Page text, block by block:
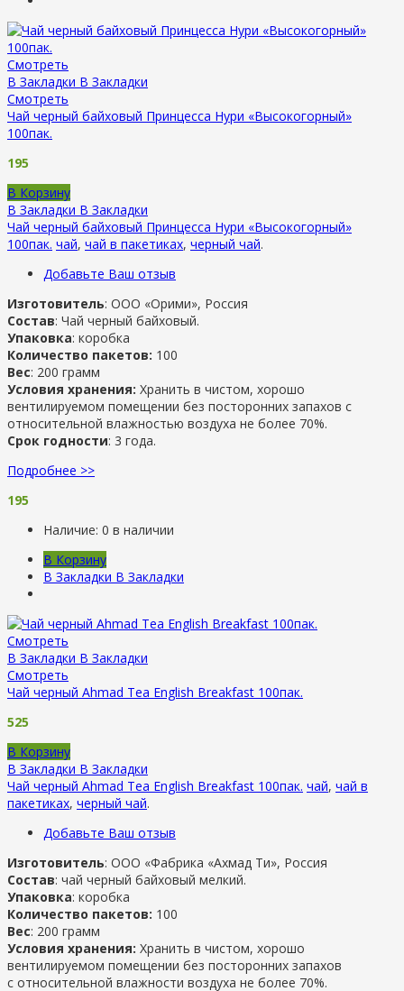
Смотреть
В Закладки В Закладки
Смотреть
Чай черный байховый Принцесса Нури «Высокогорный»
100пак.
195
В Корзину
В Закладки В Закладки
Чай черный байховый Принцесса Нури «Высокогорный»
100пак. чай, чай в пакетиках, черный чай.
Добавьте Ваш отзыв
Изготовитель: ООО «Орими», Россия
Состав: Чай черный байховый.
Упаковка: коробка
Количество пакетов: 100
Вес: 200 грамм
Условия хранения: Хранить в чистом, хорошо
вентилируемом помещении без посторонних запахов с
относительной влажностью воздуха не более 70%.
Срок годности: 3 года.
Подробнее >>
195
Наличие: 0 в наличии
В Корзину
В Закладки В Закладки
Смотреть
В Закладки В Закладки
Смотреть
Чай черный Ahmad Tea English Breakfast 100пак.
525
В Корзину
В Закладки В Закладки
Чай черный Ahmad Tea English Breakfast 100пак. чай, чай в
пакетиках, черный чай.
Добавьте Ваш отзыв
Изготовитель: ООО «Фабрика «Ахмад Ти», Россия
Состав: чай черный байховый мелкий.
Упаковка: коробка
Количество пакетов: 100
Вес: 200 грамм
Условия хранения: Хранить в чистом, хорошо
вентилируемом помещении без посторонних запахов
с относительной влажности воздуха не более 70%.